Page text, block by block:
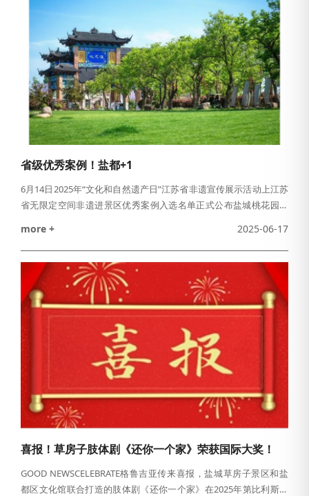
省级优秀案例！盐都+1
6月14日2025年“文化和自然遗产日”江苏省非遗宣传展示活动上江苏
省无限定空间非遗进景区优秀案例入选名单正式公布盐城桃花园旅
成功入围成为全省18个示范项目之一“非遗融入桃花源 龙冈文化新场
景”项目，是以千年古镇龙冈的沙地文化和蟒蛇河的生态资源为基
底，在万亩桃梨果园中构建起的非遗活态传承与旅游体验深度融合
的特色场景，旨在突破时空限制，在
more + 2025-06-17
喜报！草房子肢体剧《还你一个家》荣获国际大奖！
GOOD NEWSCELEBRATE格鲁吉亚传来喜报，盐城草房子景区和盐
都区文化馆联合打造的肢体剧《还你一个家》在2025年第比利斯儿